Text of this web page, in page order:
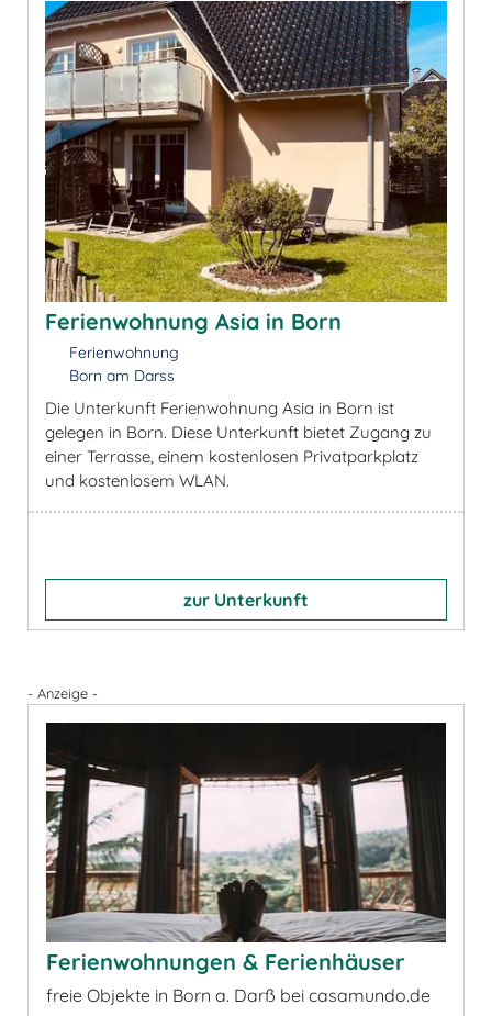
Ferienwohnung Asia in Born
Ferienwohnung
Born am Darss
Die Unterkunft Ferienwohnung Asia in Born ist
gelegen in Born. Diese Unterkunft bietet Zugang zu
einer Terrasse, einem kostenlosen Privatparkplatz
und kostenlosem WLAN.
zur Unterkunft
- Anzeige -
Ferienwohnungen & Ferienhäuser
freie Objekte in Born a. Darß bei casamundo.de